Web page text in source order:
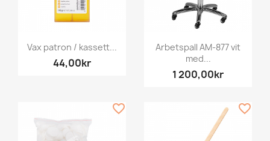
Vax patron / kassett...
44,00kr
Arbetspall AM-877 vit
med...
1 200,00kr
favorite_border favorite_border